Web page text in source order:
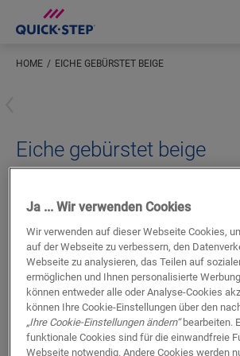
HOME EICHE GEBÜRSTET BEIGE
Eiche gebürstet beige
Schönes Finish
Farblich abgestimmt auf Ihren Boden
Kratzfeste Nutzschicht
Ja ... Wir verwenden Cookies
Wir verwenden auf dieser Webseite Cookies,
auf der Webseite zu verbessern, den
Webseite zu analysieren, das Teilen auf
ermöglichen und Ihnen personalisierte
können entweder alle oder Analyse-Cookies
können Ihre Cookie-Einstellungen über den
„Ihre Cookie-Einstellungen ändern“bearbeiten.
funktionale Cookies sind für die einwandfreie
Webseite notwendig. Andere Cookies werden